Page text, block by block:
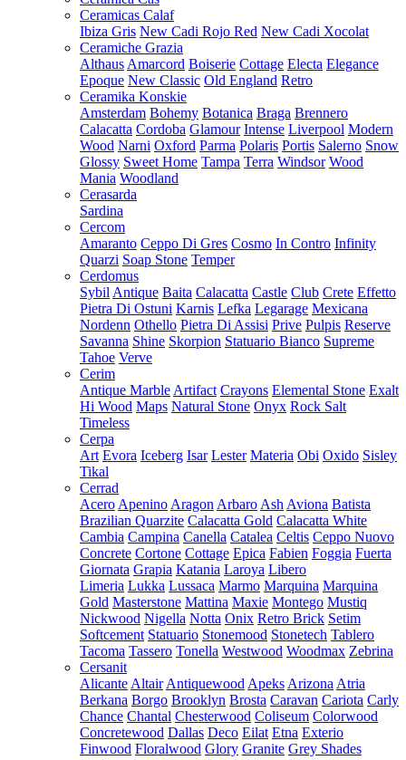
Ceramicas Calaf
Ibiza Gris New Cadi Rojo Red New Cadi Xocolat
Ceramiche Grazia
Althaus Amarcord Boiserie Cottage Electa Elegance
Epoque New Classic Old England Retro
Ceramika Konskie
Amsterdam Bohemy Botanica Braga Brennero
Calacatta Cordoba Glamour Intense Liverpool Modern
Wood Narni Oxford Parma Polaris Portis Salerno Snow
Glossy Sweet Home Tampa Terra Windsor Wood
Mania Woodland
Cerasarda
Sardina
Cercom
Amaranto Ceppo Di Gres Cosmo In Contro Infinity
Quarzi Soap Stone Temper
Cerdomus
Sybil Antique Baita Calacatta Castle Club Crete Effetto
Pietra Di Ostuni Karnis Lefka Legarage Mexicana
Nordenn Othello Pietra Di Assisi Prive Pulpis Reserve
Savanna Shine Skorpion Statuario Bianco Supreme
Tahoe Verve
Cerim
Antique Marble Artifact Crayons Elemental Stone Exalt
Hi Wood Maps Natural Stone Onyx Rock Salt
Timeless
Cerpa
Art Evora Iceberg Isar Lester Materia Obi Oxido Sisley
Tikal
Cerrad
Acero Apenino Aragon Arbaro Ash Aviona Batista
Brazilian Quarzite Calacatta Gold Calacatta White
Cambia Campina Canella Catalea Celtis Ceppo Nuovo
Concrete Cortone Cottage Epica Fabien Foggia Fuerta
Giornata Grapia Katania Laroya Libero
Limeria Lukka Lussaca Marmo Marquina Marquina
Gold Masterstone Mattina Maxie Montego Mustiq
Nickwood Nigella Notta Onix Retro Brick Setim
Softcement Statuario Stonemood Stonetech Tablero
Tacoma Tassero Tonella Westwood Woodmax Zebrina
Cersanit
Alicante Altair Antiquewood Apeks Arizona Atria
Berkana Borgo Brooklyn Brosta Caravan Cariota Carly
Chance Chantal Chesterwood Coliseum Colorwood
Concretewood Dallas Deco Eilat Etna Exterio
Finwood Floralwood Glory Granite Grey Shades